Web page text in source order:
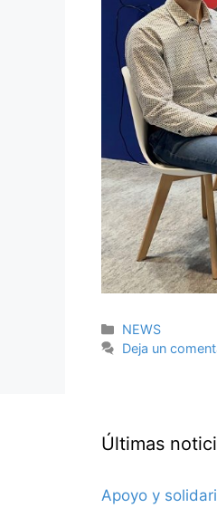
Categorías
NEWS
Deja un
Últimas
Apoyo y